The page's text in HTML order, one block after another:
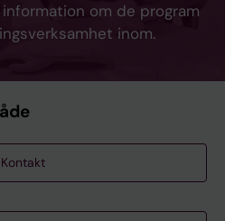
om de program
inom.
Kontakt